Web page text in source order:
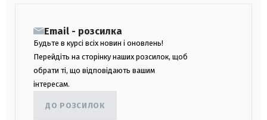
Email - розсилка
Будьте в курсі всіх новин і оновлень!
Перейдіть на сторінку наших розсилок, щоб
обрати ті, що відповідають вашим
інтересам.
ДО РОЗСИЛОК